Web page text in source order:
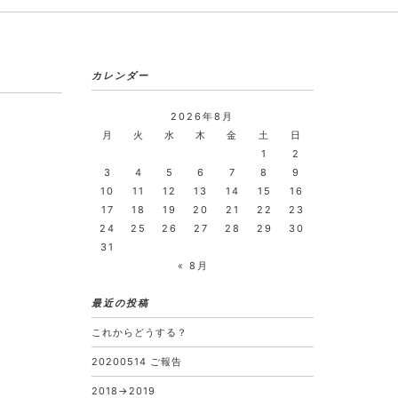
カレンダー
2026年8月
月
火 水 木 金 土
日
1
2
3
4 5 6 7 8
9
10
11 12 13 14 15
16
17
18 19 20 21 22
23
24
25 26 27 28 29
30
31
« 8月
最近の投稿
これからどうする？
20200514 ご報告
2018→2019